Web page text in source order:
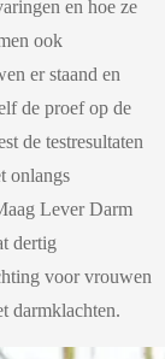
en hoe ze
ook
er staand en
de proef op de
de testresultaten
onlangs
Lever Darm
dertig
voor vrouwen
darmklachten.